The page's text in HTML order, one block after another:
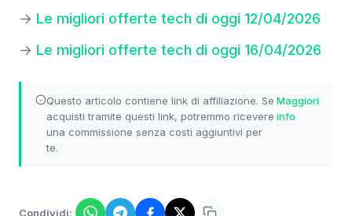
→ Le migliori offerte tech di oggi 12/04/2026
→ Le migliori offerte tech di oggi 16/04/2026
Questo articolo contiene link di affiliazione. Se
acquisti tramite questi link, potremmo ricevere
una commissione senza costi aggiuntivi per
te.
Maggiori
info
Condividi: